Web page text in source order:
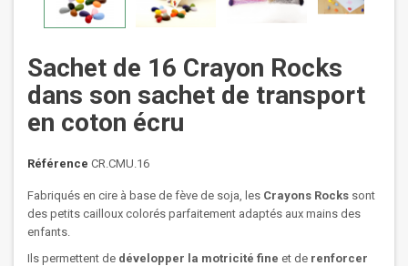
Sachet de 16 Crayon Rocks
dans son sachet de transport
en coton écru
Référence CR.CMU.16
Fabriqués en cire à base de fève de soja, les Crayons Rocks sont
des petits cailloux colorés parfaitement adaptés aux mains des
enfants.
Ils permettent de développer la motricité fine et de renforcer